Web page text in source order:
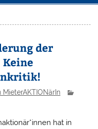
der
MieterAKTIONärIn
hat in